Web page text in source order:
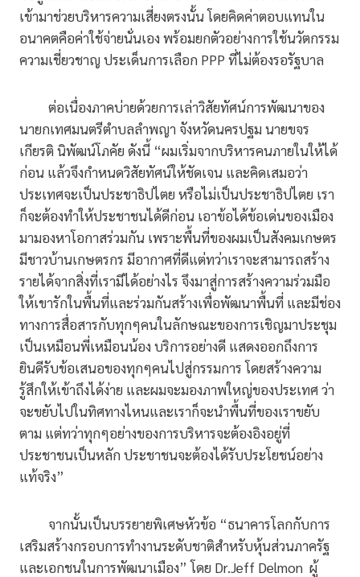
เข้ามาช่วยบริหารความเสี่ยงตรงนั้น โดยคิดค่าตอบแทนใน
อนาคตคือค่าใช้จ่ายนั่นเอง พร้อมยกตัวอย่างการใช้นวัตกรรม
ความเชี่ยวชาญ ประเด็นการเลือก PPP ที่ไม่ต้องรอรัฐบาล
ต่อเนื่องภาคบ่ายด้วยการเล่าวิสัยทัศน์การพัฒนาของ
นายกเทศมนตรีตำบลลำพญา จังหวัดนครปฐม นายขจร
เกียรติ นิพัฒน์โภคัย ดังนี้ “ผมเริ่มจากบริหารคนภายในให้ได้
ก่อน แล้วจึงกำหนดวิสัยทัศน์ให้ชัดเจน และคิดเสมอว่า
ประเทศจะเป็นประชาธิปไตย หรือไม่เป็นประชาธิปไตย เรา
ก็จะต้องทำให้ประชาชนได้ดีก่อน เอาข้อได้ข้อเด่นของเมือง
มามองหาโอกาสร่วมกัน เพราะพื้นที่ของผมเป็นสังคมเกษตร
มีชาวบ้านเกษตรกร มีอากาศที่ดีแต่ทว่าเราจะสามารถสร้าง
รายได้จากสิ่งที่เรามีได้อย่างไร จึงมาสู่การสร้างความร่วมมือ
ให้เขารักในพื้นที่และร่วมกันสร้างเพื่อพัฒนาพื้นที่ และมีช่อง
ทางการสื่อสารกับทุกๆคนในลักษณะของการเชิญมาประชุม
เป็นเหมือนพี่เหมือนน้อง บริการอย่างดี แสดงออกถึงการ
ยินดีรับข้อเสนอของทุกๆคนไปสู่กรรมการ โดยสร้างความ
รู้สึกให้เข้าถึงได้ง่าย และผมจะมองภาพใหญ่ของประเทศ ว่า
จะขยับไปในทิศทางไหนและเราก็จะนำพื้นที่ของเราขยับ
ตาม แต่ทว่าทุกๆอย่างของการบริหารจะต้องอิงอยู่ที่
ประชาชนเป็นหลัก ประชาชนจะต้องได้รับประโยชน์อย่าง
แท้จริง”
จากนั้นเป็นบรรยายพิเศษหัวข้อ “ธนาคารโลกกับการ
เสริมสร้างกรอบการทำงานระดับชาติสำหรับหุ้นส่วนภาครัฐ
และเอกชนในการพัฒนาเมือง” โดย Dr.Jeff Delmon ผู้